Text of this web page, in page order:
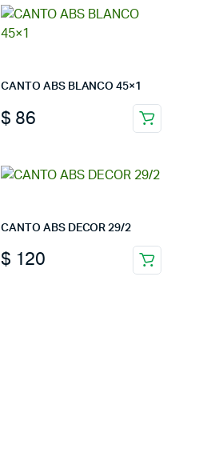
CANTO ABS BLANCO 45×1
$ 86
CANTO ABS DECOR 29/2
$ 120